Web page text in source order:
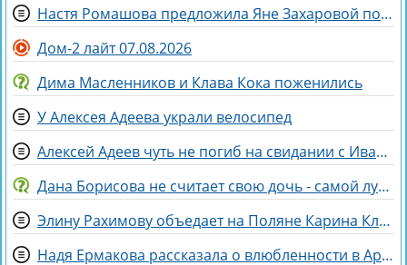
Настя Ромашова предложила Яне Захаровой пожить у неё в гардеробной
Дом-2 лайт 07.08.2026
Дима Масленников и Клава Кока поженились
У Алексея Адеева украли велосипед
Алексей Адеев чуть не погиб на свидании с Иваной Михайличенко
Дана Борисова не считает свою дочь - самой лучшей дочерью на свете
Элину Рахимову объедает на Поляне Карина Клочкова
Надя Ермакова рассказала о влюбленности в Артёма Рышковского